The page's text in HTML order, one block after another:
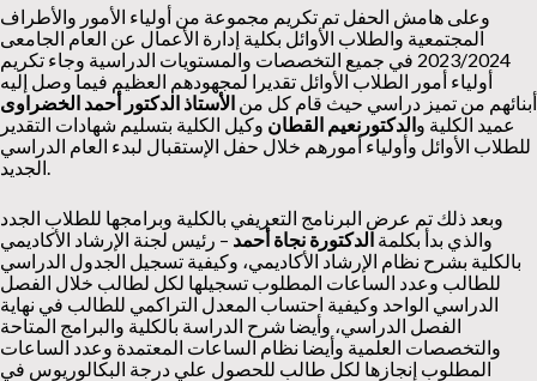
وعلى هامش الحفل تم تكريم مجموعة من أولياء الأمور والأطراف
المجتمعية والطلاب الأوائل بكلية إدارة الأعمال عن العام الجامعى
2023/2024 في جميع التخصصات والمستويات الدراسية وجاء تكريم
أولياء أمور الطلاب الأوائل تقديرا لمجهودهم العظيم فيما وصل إليه
أبنائهم من تميز دراسي حيث قام كل من الأستاذ الدكتور أحمد الخضراوى
عميد الكلية والدكتورنعيم القطان وكيل الكلية بتسليم شهادات التقدير
للطلاب الأوائل وأولياء أمورهم خلال حفل الإستقبال لبدء العام الدراسي
وبعد ذلك تم عرض البرنامج التعريفي بالكلية وبرامجها للطلاب الجدد
والذي بدأ بكلمة الدكتورة نجاة أحمد – رئيس لجنة الإرشاد الأكاديمي
بالكلية بشرح نظام الإرشاد الأكاديمي، وكيفية تسجيل الجدول الدراسي
للطالب وعدد الساعات المطلوب تسجيلها لكل لطالب خلال الفصل
الدراسي الواحد وكيفية احتساب المعدل التراكمي للطالب في نهاية
الفصل الدراسي، وأيضا شرح الدراسة بالكلية والبرامج المتاحة
والتخصصات العلمية وأيضا نظام الساعات المعتمدة وعدد الساعات
المطلوب إنجازها لكل طالب للحصول علي درجة البكالوريوس في